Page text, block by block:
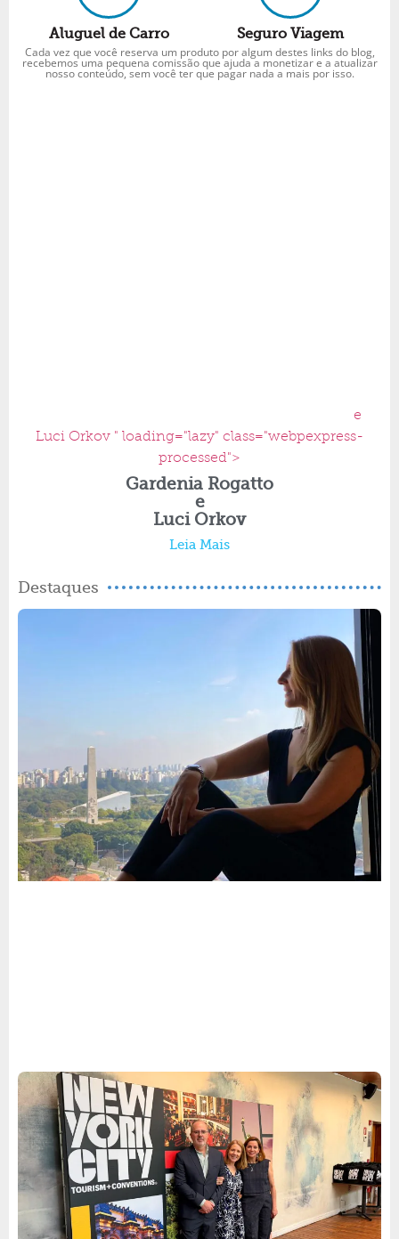
Aluguel de Carro Seguro Viagem
Cada vez que você reserva um produto por algum destes links do blog,
recebemos uma pequena comissão que ajuda a monetizar e a atualizar
nosso conteúdo, sem você ter que pagar nada a mais por isso.
e
Luci Orkov " loading="lazy" class="webpexpress-
processed">
Gardenia Rogatto
e
Luci Orkov
Leia Mais
Destaques